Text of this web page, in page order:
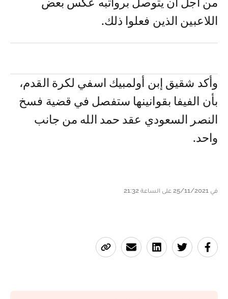
من أجل أن يتوصل برواتبه عكس بعض
اللاعبين الذين فعلوا ذلك.
وأكد شقيق إبن أولمبيك اسفي لكرة القدم،
بأن الفيفا بقوانينها ستفصل في قضية فسخ
النصر السعودي عقد حمد الله من جانب
واحد.
في 25/11/2021 على الساعة 21:32